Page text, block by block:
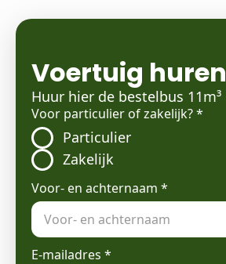
Voertuig huren
Huur hier de bestelbus 11m³
Voor particulier of zakelijk?*
Particulier
Zakelijk
Voor- en achternaam *
E-mailadres *